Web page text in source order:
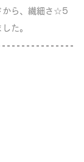
から、繊細さ☆5
た。